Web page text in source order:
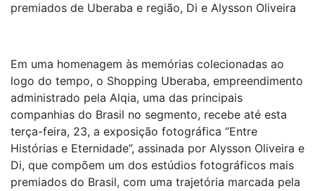
premiados de Uberaba e região, Di e Alysson Oliveira
Em uma homenagem às memórias colecionadas ao
logo do tempo, o Shopping Uberaba, empreendimento
administrado pela Alqia, uma das principais
companhias do Brasil no segmento, recebe até esta
terça-feira, 23, a exposição fotográfica “Entre
Histórias e Eternidade”, assinada por Alysson Oliveira e
Di, que compõem um dos estúdios fotográficos mais
premiados do Brasil, com uma trajetória marcada pela